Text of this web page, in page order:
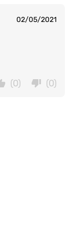
02/05/2021
(0)
(0)